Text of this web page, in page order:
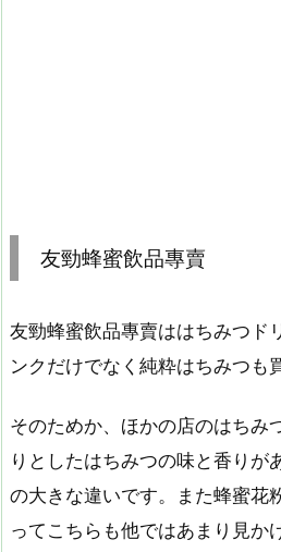
友勁蜂蜜飲品專賣
友勁蜂蜜飲品專賣ははちみつド
ンクだけでなく純粋はちみつも
そのためか、ほかの店のはちみ
りとしたはちみつの味と香りが
の大きな違いです。また蜂蜜花
ってこちらも他ではあまり見か